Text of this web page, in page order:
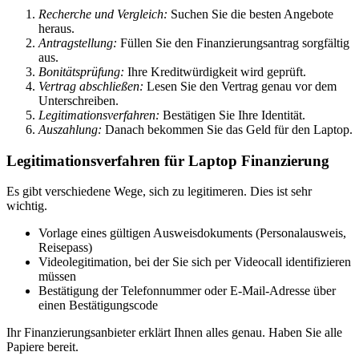
Recherche und Vergleich: Suchen Sie die besten Angebote
heraus.
Antragstellung: Füllen Sie den Finanzierungsantrag sorgfältig
aus.
Bonitätsprüfung: Ihre Kreditwürdigkeit wird geprüft.
Vertrag abschließen: Lesen Sie den Vertrag genau vor dem
Unterschreiben.
Legitimationsverfahren: Bestätigen Sie Ihre Identität.
Auszahlung: Danach bekommen Sie das Geld für den Laptop.
Legitimationsverfahren für Laptop Finanzierung
Es gibt verschiedene Wege, sich zu legitimeren. Dies ist sehr
wichtig.
Vorlage eines gültigen Ausweisdokuments (Personalausweis,
Reisepass)
Videolegitimation, bei der Sie sich per Videocall identifizieren
müssen
Bestätigung der Telefonnummer oder E-Mail-Adresse über
einen Bestätigungscode
Ihr Finanzierungsanbieter erklärt Ihnen alles genau. Haben Sie alle
Papiere bereit.